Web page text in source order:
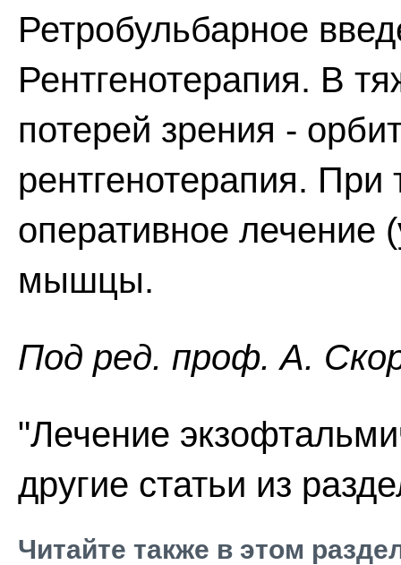
Ретробульбарное
Рентгенотерапия. В
потерей зрения -
рентгенотерапия.
оперативное лечение
мышцы.
Пoд peд. проф. А.
"Лечение
другие статьи из
Читайте также в этом